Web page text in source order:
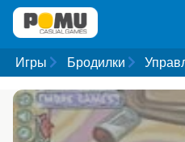
Игры Бродилки